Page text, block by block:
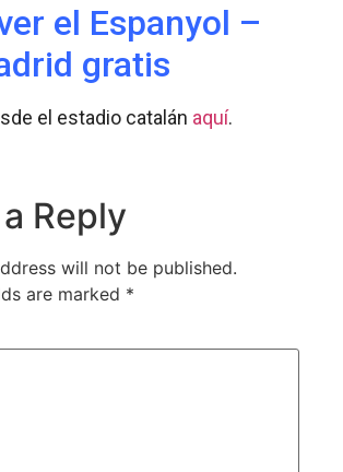
el Espanyol –
gratis
el estadio catalán aquí.
Reply
will not be published.
are marked *